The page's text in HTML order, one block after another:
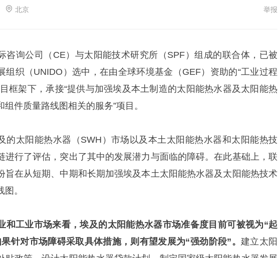
北京 举报
咨询公司（CE）与太阳能技术研究所（SPF）组成的联合体，已被
组织（UNIDO）选中，在由全球环境基金（GEF）资助的“工业过程
框架下，承接“提供与加强埃及本土制造的太阳能热水器及太阳能热
件质量路线图相关的服务”项目。
的太阳能热水器（SWH）市场以及本土太阳能热水器和太阳能热技
进行了评估，突出了其中的发展潜力与面临的障碍。在此基础上，联
旨在从短期、中期和长期加强埃及本土太阳能热水器及太阳能热技术
。
和工业市场来看，埃及的太阳能热水器市场准备度目前可被视为“起
针对市场障碍采取具体措施，则有望发展为“强劲阶段”。 建立太阳